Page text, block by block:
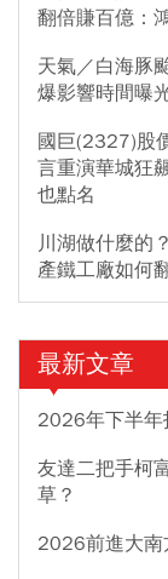
翻倍賺百億：
天氣／白海豚
爆影響時間曝
國巨(2327)股
言重演華城狂
也點名
川湖做什麼的
產鐵工廠如何
最新文章
2026年下半年
友達二把手柯
草？
2026前進大南